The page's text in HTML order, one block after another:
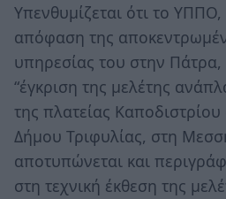
Υπενθυμίζεται ότι το
απόφαση της
υπηρεσίας του στην
“έγκριση της μελέτης
της πλατείας
Δήμου Τριφυλίας, στη
αποτυπώνεται και
στη τεχνική έκθεση της